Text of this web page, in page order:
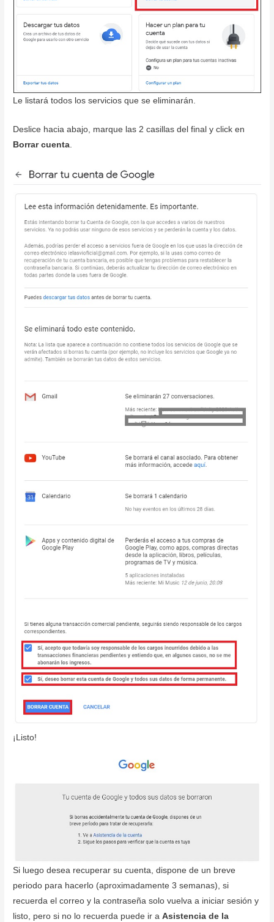
Le listará todos los servicios que se eliminarán.
Deslice hacia abajo, marque las 2 casillas del final y click en
Borrar cuenta.
¡Listo!
Si luego desea recuperar su cuenta, dispone de un breve
periodo para hacerlo (aproximadamente 3 semanas), si
recuerda el correo y la contraseña solo vuelva a iniciar sesión y
listo, pero si no lo recuerda puede ir aAsistencia de la